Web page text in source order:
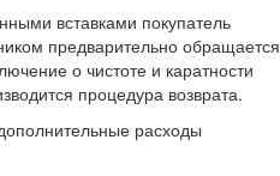
вставками покупатель
предварительно обращается
о чистоте и каратности
процедура возврата.
расходы